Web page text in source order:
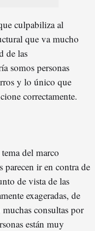
culpabiliza al
que va mucho
de las
somos personas
y lo único que
correctamente.
del marco
ir en contra de
de vista de las
exageradas, de
consultas por
están muy